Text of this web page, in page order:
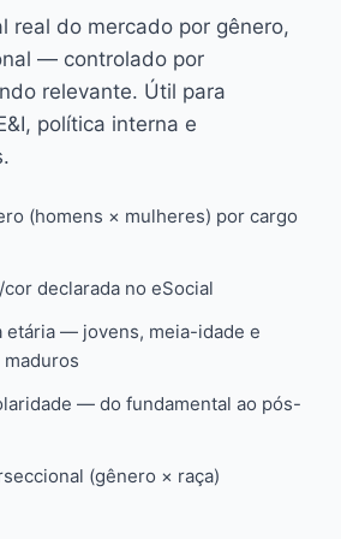
real do mercado por gênero,
— controlado por
relevante. Útil para
política interna e
(homens × mulheres) por cargo
cor declarada no eSocial
etária — jovens, meia-idade e
— do fundamental ao pós-
(gênero × raça)